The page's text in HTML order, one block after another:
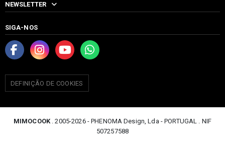
NEWSLETTER
SIGA-NOS
DEFINIÇÃO DE COOKIES
MIMOCOOK. 2005-2026 - PHENOMA Design, Lda - PORTUGAL . NIF
507257588